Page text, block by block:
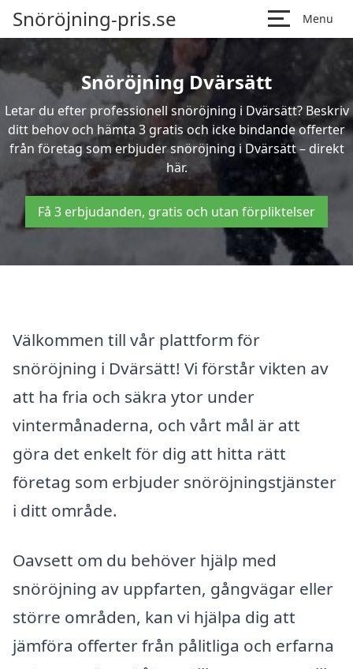
Snöröjning-pris.se Menu
Snöröjning Dvärsätt
Letar du efter professionell snöröjning i Dvärsätt? Beskriv
ditt behov och hämta 3 gratis och icke bindande offerter
från företag som erbjuder snöröjning i Dvärsätt – direkt
här.
Få 3 erbjudanden, gratis och utan förpliktelser
Välkommen till vår plattform för
snöröjning i Dvärsätt! Vi förstår vikten av
att ha fria och säkra ytor under
vintermånaderna, och vårt mål är att
göra det enkelt för dig att hitta rätt
företag som erbjuder snöröjningstjänster
i ditt område.
Oavsett om du behöver hjälp med
snöröjning av uppfarten, gångvägar eller
större områden, kan vi hjälpa dig att
jämföra offerter från pålitliga och erfarna